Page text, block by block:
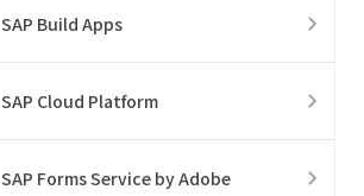
SAP Build Apps
SAP Cloud Platform
SAP Forms Service by Adobe